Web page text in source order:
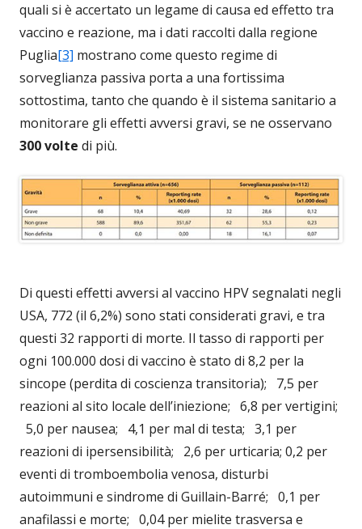
quali si è accertato un legame di causa ed effetto tra
vaccino e reazione, ma i dati raccolti dalla regione
Puglia[3] mostrano come questo regime di
sorveglianza passiva porta a una fortissima
sottostima, tanto che quando è il sistema sanitario a
monitorare gli effetti avversi gravi, se ne osservano
300 volte di più.
Di questi effetti avversi al vaccino HPV segnalati negli
USA, 772 (il 6,2%) sono stati considerati gravi, e tra
questi 32 rapporti di morte. Il tasso di rapporti per
ogni 100.000 dosi di vaccino è stato di 8,2 per la
sincope (perdita di coscienza transitoria); 7,5 per
reazioni al sito locale dell’iniezione; 6,8 per vertigini;
5,0 per nausea; 4,1 per mal di testa; 3,1 per
reazioni di ipersensibilità; 2,6 per urticaria; 0,2 per
eventi di tromboembolia venosa, disturbi
autoimmuni e sindrome di Guillain-Barré; 0,1 per
anafilassi e morte; 0,04 per mielite trasversa e